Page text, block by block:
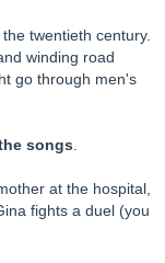
twentieth century.
winding road
go through men's
songs
at the hospital,
fights a duel (you